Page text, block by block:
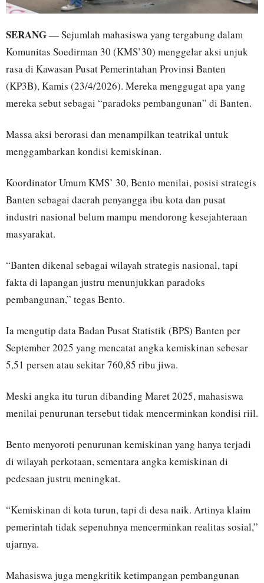
SERANG— Sejumlah mahasiswa yang tergabung dalam
Komunitas Soedirman 30 (KMS’30) menggelar aksi unjuk
rasa di Kawasan Pusat Pemerintahan Provinsi Banten
(KP3B), Kamis (23/4/2026). Mereka menggugat apa yang
mereka sebut sebagai “paradoks pembangunan” di Banten.
Massa aksi berorasi dan menampilkan teatrikal untuk
menggambarkan kondisi kemiskinan.
Koordinator Umum KMS’ 30, Bento menilai, posisi strategis
Banten sebagai daerah penyangga ibu kota dan pusat
industri nasional belum mampu mendorong kesejahteraan
masyarakat.
“Banten dikenal sebagai wilayah strategis nasional, tapi
fakta di lapangan justru menunjukkan paradoks
pembangunan,” tegas Bento.
Ia mengutip data Badan Pusat Statistik (BPS) Banten per
September 2025 yang mencatat angka kemiskinan sebesar
5,51 persen atau sekitar 760,85 ribu jiwa.
Meski angka itu turun dibanding Maret 2025, mahasiswa
menilai penurunan tersebut tidak mencerminkan kondisi riil.
Bento menyoroti penurunan kemiskinan yang hanya terjadi
di wilayah perkotaan, sementara angka kemiskinan di
pedesaan justru meningkat.
“Kemiskinan di kota turun, tapi di desa naik. Artinya klaim
pemerintah tidak sepenuhnya mencerminkan realitas sosial,”
ujarnya.
Mahasiswa juga mengkritik ketimpangan pembangunan